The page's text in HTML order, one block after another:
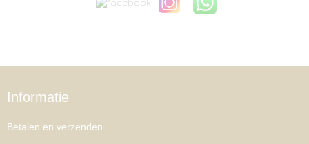
Informatie
Betalen en verzenden